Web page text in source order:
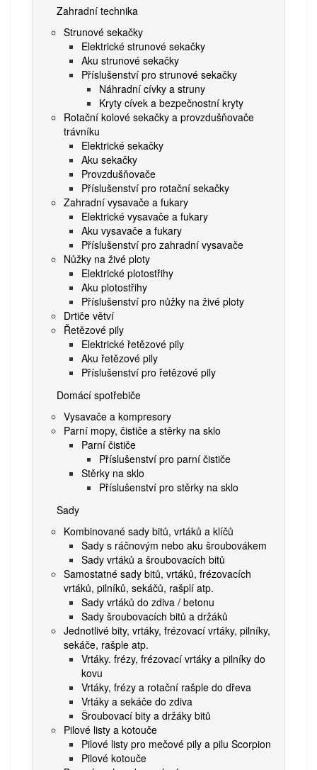
Zahradní technika
Strunové sekačky
Elektrické strunové sekačky
Aku strunové sekačky
Příslušenství pro strunové sekačky
Náhradní cívky a struny
Kryty cívek a bezpečnostní kryty
Rotační kolové sekačky a provzdušňovače
trávníku
Elektrické sekačky
Aku sekačky
Provzdušňovače
Příslušenství pro rotační sekačky
Zahradní vysavače a fukary
Elektrické vysavače a fukary
Aku vysavače a fukary
Příslušenství pro zahradní vysavače
Nůžky na živé ploty
Elektrické plotostřihy
Aku plotostřihy
Příslušenství pro nůžky na živé ploty
Drtiče větví
Řetězové pily
Elektrické řetězové pily
Aku řetězové pily
Příslušenství pro řetězové pily
Domácí spotřebiče
Vysavače a kompresory
Parní mopy, čističe a stěrky na sklo
Parní čističe
Příslušenství pro parní čističe
Stěrky na sklo
Příslušenství pro stěrky na sklo
Sady
Kombinované sady bitů, vrtáků a klíčů
Sady s ráčnovým nebo aku šroubovákem
Sady vrtáků a šroubovacích bitů
Samostatné sady bitů, vrtáků, frézovacích
vrtáků, pilníků, sekáčů, rašplí atp.
Sady vrtáků do zdiva / betonu
Sady šroubovacích bitů a držáků
Jednotlivé bity, vrtáky, frézovací vrtáky, pilníky,
sekáče, rašple atp.
Vrtáky. frézy, frézovací vrtáky a pilníky do
kovu
Vrtáky, frézy a rotační rašple do dřeva
Vrtáky a sekáče do zdiva
Šroubovací bity a držáky bitů
Pilové listy a kotouče
Pilové listy pro mečové pily a pilu Scorpion
Pilové kotouče